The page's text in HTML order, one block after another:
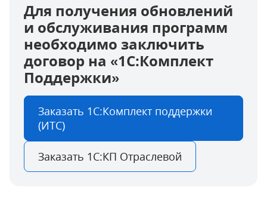
Для получения обновлений
и обслуживания программ
необходимо заключить
договор на «1C:Комплект
Поддержки»
Заказать 1С:Комплект поддержки
(ИТС)
Заказать 1С:КП Отраслевой